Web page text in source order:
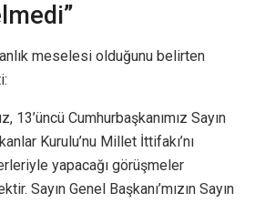
meselesi olduğunu belirten
13’üncü Cumhurbaşkanımız Sayın
Kurulu’nu Millet İttifakı’nı
yapacağı görüşmeler
Sayın Genel Başkanı’mızın Sayın